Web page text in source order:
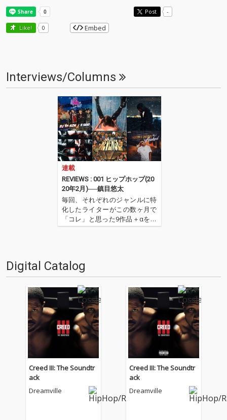
Post -
Like! 0 Embed
Interviews/Columns
連載
REVIEWS : 001 ヒップホップ(20
20年2月)──鎮目悠太
毎回、それぞれのジャンルに特
化したライターがこの数ヶ月で
「コレ」と思った9作品＋αを紹
介するコーナー。今回はOTOTO
した鎮目悠太が登場。そんな彼
が選ぶ、洋の東西を問わ…
Digital Catalog
Creed III: The Soundtr
ack
Dreamville
Creed III: The Soundtr
ack
Dreamville